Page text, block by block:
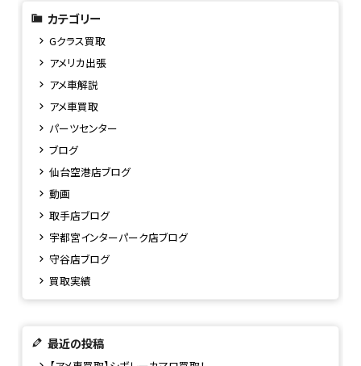
カテゴリー
Gクラス買取
アメリカ出張
アメ車解説
アメ車買取
パーツセンター
ブログ
仙台空港店ブログ
動画
取手店ブログ
宇都宮インターパーク店ブログ
守谷店ブログ
買取実績
最近の投稿